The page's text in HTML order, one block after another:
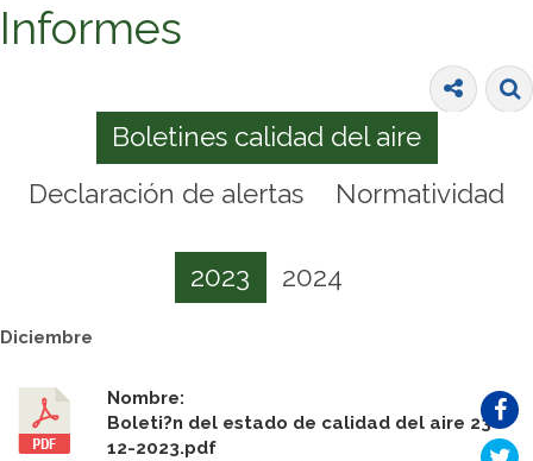
Informes
Boletines calidad del aire
Declaración de alertas
Normatividad
2023 2024
Diciembre
Nombre:
Boleti?n del estado de calidad del aire 23-
12-2023.pdf